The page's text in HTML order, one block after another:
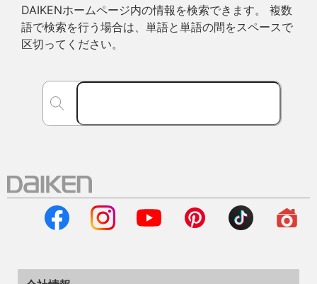
DAIKENホームページ内の情報を検索できます。 複数
語で検索を行う場合は、単語と単語の間をスペースで
区切ってください。